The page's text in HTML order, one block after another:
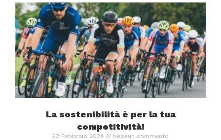
La sostenibilità è per la tua
competitività!
22 Febbraio 2024 Nessun commento